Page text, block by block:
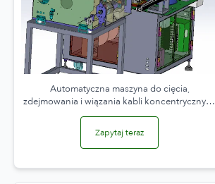
Automatyczna maszyna do cięcia,
zdejmowania i wiązania kabli koncentrycznych
WPM-URT-81M
Zapytaj teraz